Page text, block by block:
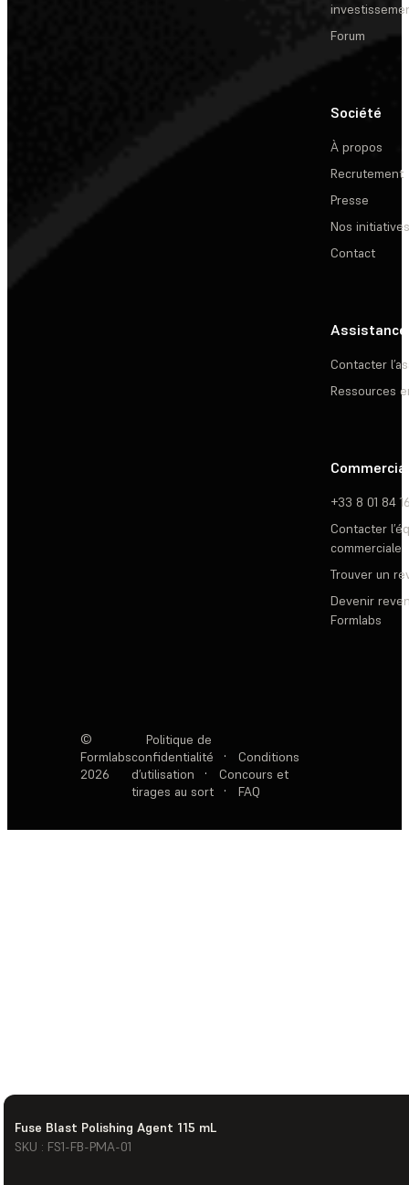
Fuse Blast Polishing Agent 115 mL
SKU : FS1-FB-PMA-01
Forum
Société
À propos
Recrutement
Presse
Nos initiatives
Contact
Assistance
Contacter
Ressources
Commercial
+33 8 01 84
Contacter
commerciale
Trouver un
Devenir
Formlabs
©
Formlabs
2026
Politique de
confidentialité
·
Conditions
d’utilisation
·
Concours et
tirages au sort
· FAQ